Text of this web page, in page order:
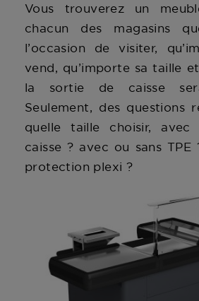
Vous trouverez un
chacun des magasins
l’occasion de visiter,
vend, qu’importe sa taille
la sortie de caisse
Seulement, des questions
quelle taille choisir,
caisse ? avec ou sans TPE
protection plexi ?